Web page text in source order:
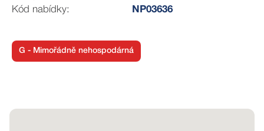
Majitel si vyhrazuje právo vybrat konečného zájemce
Veškeré zveřejněné údaje obsažené v tomto inzerátu
mají pouze informativní charakter a nejsou nabídkou ve
Kód nabídky:
NP03636
G - Mimořádně nehospodárná